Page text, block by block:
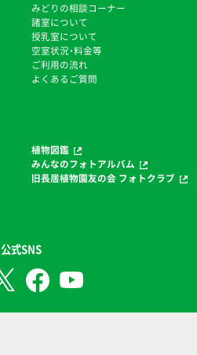
みどりの相談コーナー
諸室について
授乳室について
空室状況・料金等
ご利用の流れ
よくあるご質問
植物図鑑
みんなのフォトアルバム
旧長居植物園友の会 フォトクラブ
公式SNS